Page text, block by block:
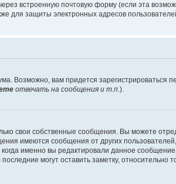
встроенную почтовую форму (если эта
для защиты электронных адресов
Возможно, вам придется зарегистрироваться
отвечать на сообщения и т.п.).
свои собственные сообщения. Вы можете
имеются сообщения от других
именно вы редактировали данное
могут оставить заметку,